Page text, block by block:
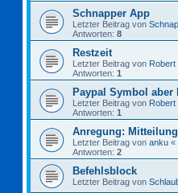
Schnapper App
Letzter Beitrag von
Antworten: 8
Restzeit
Letzter Beitrag von Robert
Antworten: 1
Paypal Symbol aber
Letzter Beitrag von Robert
Antworten: 1
Anregung:
Letzter Beitrag von anku «
Antworten: 2
Befehlsblock
Letzter Beitrag von